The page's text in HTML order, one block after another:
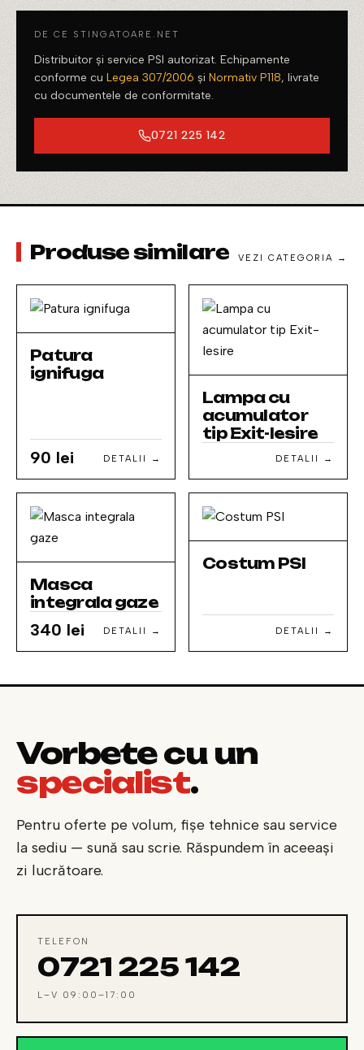
DE CE STINGATOARE.NET
Distribuitor și service PSI autorizat. Echipamente
conforme cu Legea 307/2006 și Normativ P118, livrate
cu documentele de conformitate.
0721 225 142
Produse similare VEZI CATEGORIA →
Patura
ignifuga
90 lei DETALII →
Lampa cu
acumulator
tip Exit-Iesire
DETALII →
Masca
integrala gaze
340 lei DETALII →
Costum PSI
DETALII →
Vorbește cu un
specialist.
Pentru oferte pe volum, fișe tehnice sau service
la sediu — sună sau scrie. Răspundem în aceeași
zi lucrătoare.
TELEFON
0721 225 142
L–V 09:00–17:00